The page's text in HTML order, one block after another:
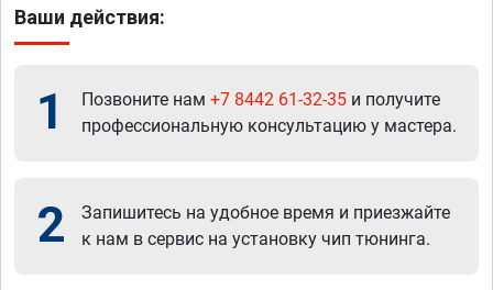
Ваши действия:
1 Позвоните нам +7 8442 61-32-35 и получите
профессиональную консультацию у мастера.
2
Запишитесь на удобное время и приезжайте
к нам в сервис на установку чип тюнинга.